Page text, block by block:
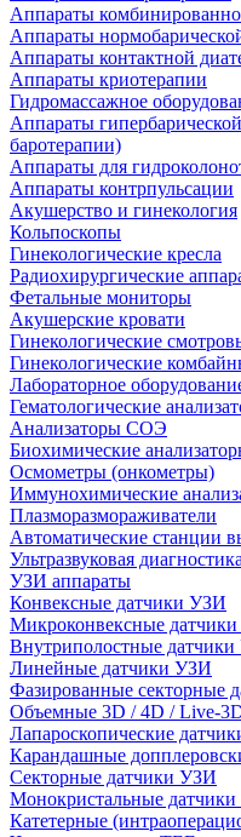
Аппараты
Аппараты
Аппараты контактной
Аппараты криотерапии
Гидромассажное
Аппараты
баротерапии)
Аппараты для
Аппараты контрпульсации
Акушерство и гинекология
Кольпоскопы
Гинекологические кресла
Радиохирургические
Фетальные мониторы
Акушерские кровати
Гинекологические
Гинекологические
Лабораторное
Гематологические
Анализаторы СОЭ
Биохимические
Осмометры (онкометры)
Иммунохимические
Плазморазмораживатели
Автоматические станции
Ультразвуковая диагностика
УЗИ аппараты
Конвексные датчики УЗИ
Микроконвексные
Внутриполостные
Линейные датчики УЗИ
Фазированные секторные
Объемные 3D / 4D / Live-
Лапароскопические
Карандашные
Секторные датчики УЗИ
Монокристальные
Катетерные